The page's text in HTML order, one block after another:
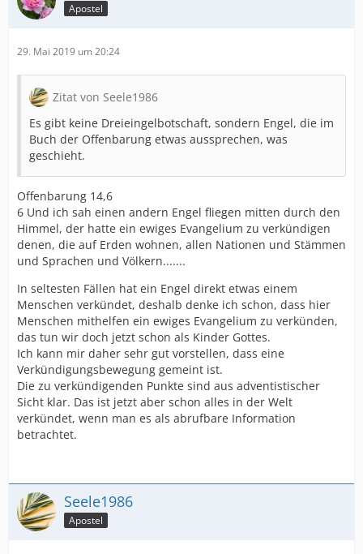
Apostel
29. Mai 2019 um 20:24
Zitat von Seele1986
Es gibt keine Dreieingelbotschaft, sondern Engel, die im
Buch der Offenbarung etwas aussprechen, was
geschieht.
Offenbarung 14,6
6 Und ich sah einen andern Engel fliegen mitten durch den
Himmel, der hatte ein ewiges Evangelium zu verkündigen
denen, die auf Erden wohnen, allen Nationen und Stämmen
und Sprachen und Völkern.......
In seltesten Fällen hat ein Engel direkt etwas einem
Menschen verkündet, deshalb denke ich schon, dass hier
Menschen mithelfen ein ewiges Evangelium zu verkünden,
das tun wir doch jetzt schon als Kinder Gottes.
Ich kann mir daher sehr gut vorstellen, dass eine
Verkündigungsbewegung gemeint ist.
Die zu verkündigenden Punkte sind aus adventistischer
Sicht klar. Das ist jetzt aber schon alles in der Welt
verkündet, wenn man es als abrufbare Information
betrachtet.
Seele1986
Apostel